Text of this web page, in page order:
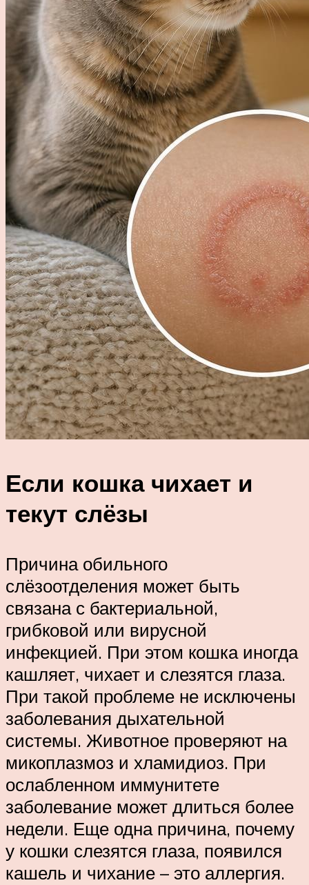
Если кошка чихает и
текут слёзы
Причина обильного
слёзоотделения может быть
связана с бактериальной,
грибковой или вирусной
инфекцией. При этом кошка иногда
кашляет, чихает и слезятся глаза.
При такой проблеме не исключены
заболевания дыхательной
системы. Животное проверяют на
микоплазмоз и хламидиоз. При
ослабленном иммунитете
заболевание может длиться более
недели. Еще одна причина, почему
у кошки слезятся глаза, появился
кашель и чихание – это аллергия.